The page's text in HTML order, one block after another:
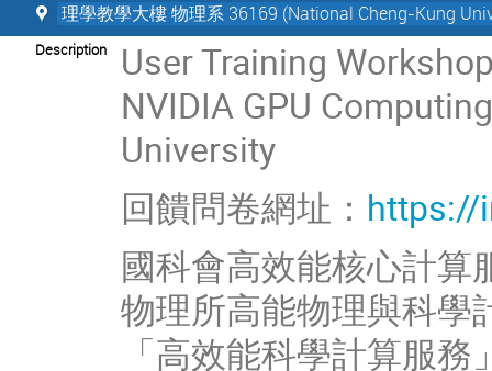
理學教學大樓 物理系 36169 (National Cheng-Kung
Description
User Training
NVIDIA GPU
University
回饋問卷網址： https://
國科會高效能核心計算
物理所高能物理與科學
「高效能科學計算服務